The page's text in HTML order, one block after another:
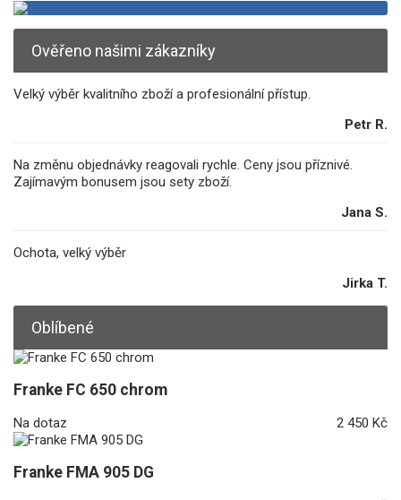
Ověřeno našimi zákazníky
Velký výběr kvalitního zboží a profesionální přístup.
Petr R.
Na změnu objednávky reagovali rychle. Ceny jsou příznivé.
Zajímavým bonusem jsou sety zboží.
Jana S.
Ochota, velký výběr
Jirka T.
Oblíbené
Franke FC 650 chrom
Na dotaz 2 450 Kč
Franke FMA 905 DG